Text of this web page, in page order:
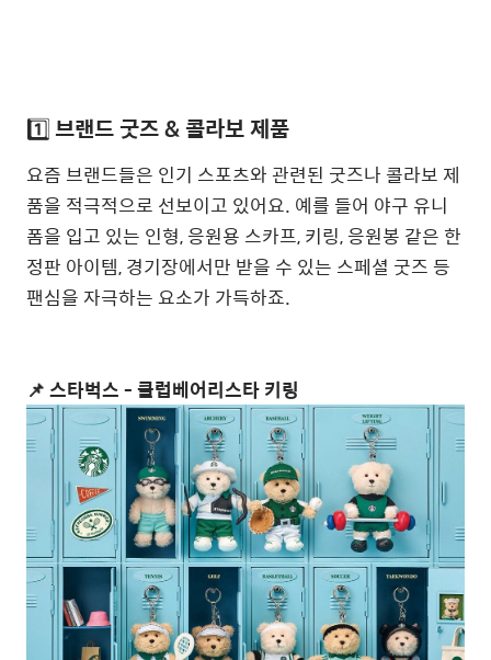
1️⃣브랜드 굿즈 & 콜라보 제품
요즘 브랜드들은 인기 스포츠와 관련된 굿즈나 콜라보 제
품을 적극적으로 선보이고 있어요. 예를 들어 야구 유니
폼을 입고 있는 인형, 응원용 스카프, 키링, 응원봉 같은 한
정판 아이템, 경기장에서만 받을 수 있는 스페셜 굿즈 등
팬심을 자극하는 요소가 가득하죠.
📌 스타벅스 - 클럽베어리스타 키링